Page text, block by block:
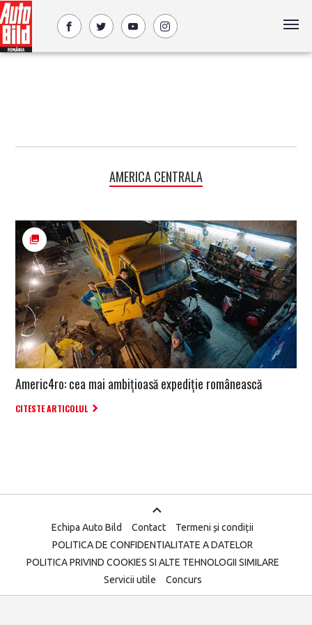
AMERICA CENTRALA
Americ4ro: cea mai ambițioasă expediție românească
CITESTE ARTICOLUL
Echipa Auto Bild Contact
Termeni și condiții
POLITICA DE CONFIDENTIALITATE A DATELOR
POLITICA PRIVIND COOKIES SI ALTE TEHNOLOGII SIMILARE
Servicii utile
Concurs